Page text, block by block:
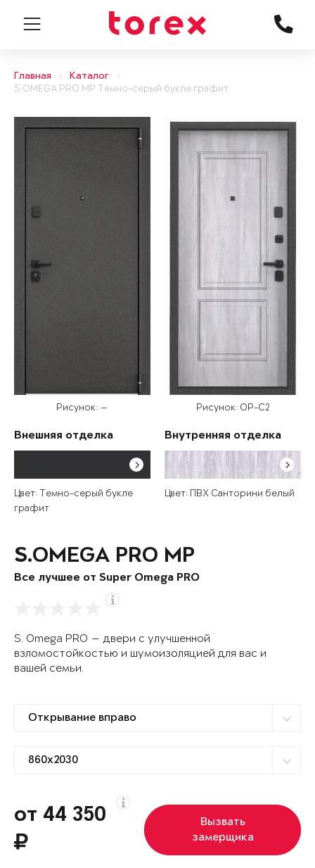
Главная
Каталог
S.OMEGA PRO MP Темно-серый букле графит
Рисунок: —
Внешняя отделка
Цвет: Темно-серый букле
графит
Рисунок: OP-C2
Внутренняя отделка
Цвет: ПВХ Санторини белый
S.OMEGA PRO MP
Все лучшее от Super Omega PRO
S. Omega PRO — двери с улучшенной
взломостойкостью и шумоизоляцией для вас и
вашей семьи.
от 44 350
Вызвать
замерщика